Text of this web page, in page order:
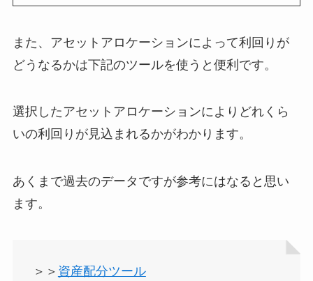
また、アセットアロケーションによって利回りが
どうなるかは下記のツールを使うと便利です。
選択したアセットアロケーションによりどれくら
いの利回りが見込まれるかがわかります。
あくまで過去のデータですが参考にはなると思い
ます。
＞＞ 資産配分ツール